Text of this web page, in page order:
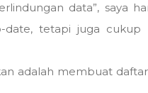
data”, saya
date, tetapi juga
adalah membuat